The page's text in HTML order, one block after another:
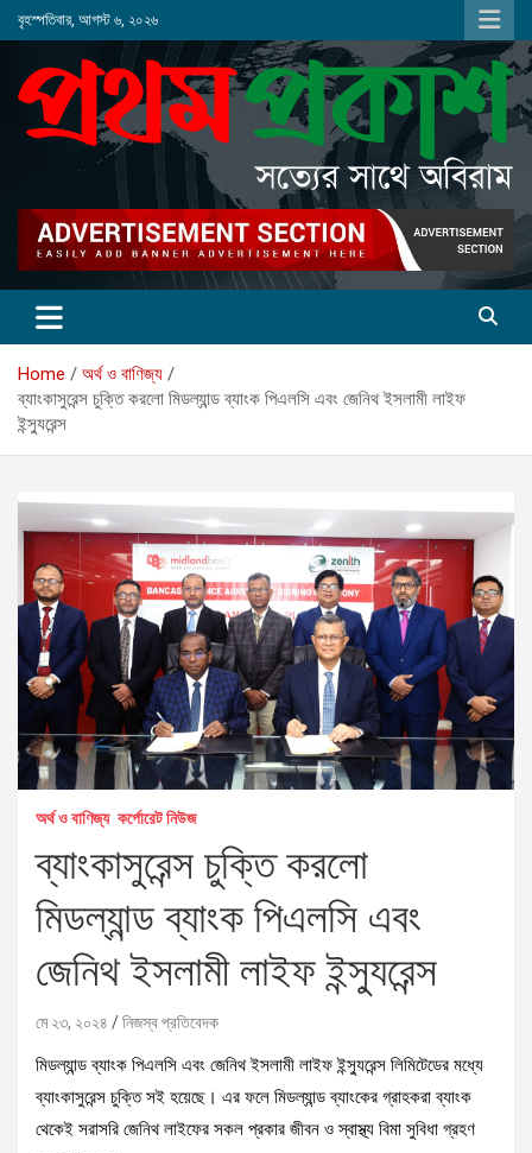
Skip
to
বৃহস্পতিবার, আগস্ট ৬, ২০২৬
Home
অর্থ ও বাণিজ্য
ব্যাংকাসুরেন্স চুক্তি করলো মিডল্যান্ড ব্যাংক পিএলসি এবং জেনিথ ইসলামী লাইফ
ইন্স্যুরেন্স
অর্থ ও বাণিজ্য কর্পোরেট নিউজ
ব্যাংকাসুরেন্স চুক্তি করলো
মিডল্যান্ড ব্যাংক পিএলসি এবং
জেনিথ ইসলামী লাইফ ইন্স্যুরেন্স
মে ২৩, ২০২৪ নিজস্ব প্রতিবেদক
মিডল্যান্ড ব্যাংক পিএলসি এবং জেনিথ ইসলামী লাইফ ইন্স্যুরেন্স লিমিটেডের মধ্যে
ব্যাংকাসুরেন্স চুক্তি সই হয়েছে। এর ফলে মিডল্যান্ড ব্যাংকের গ্রাহকরা ব্যাংক
থেকেই সরাসরি জেনিথ লাইফের সকল প্রকার জীবন ও স্বাস্থ্য বিমা সুবিধা গ্রহণ